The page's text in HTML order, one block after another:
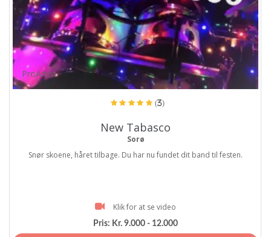
ProArtist
(3)
New Tabasco
Sorø
Snør skoene, håret tilbage. Du har nu fundet dit band til festen.
Klik for at se video
Pris: Kr. 9.000 - 12.000